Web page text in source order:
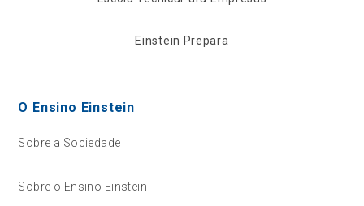
Einstein Prepara
O Ensino Einstein
Sobre a Sociedade
Sobre o Ensino Einstein